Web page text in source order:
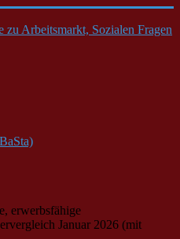
Arbeitsmarkt, Sozialen Fragen
erwerbsfähige
Januar 2026 (mit